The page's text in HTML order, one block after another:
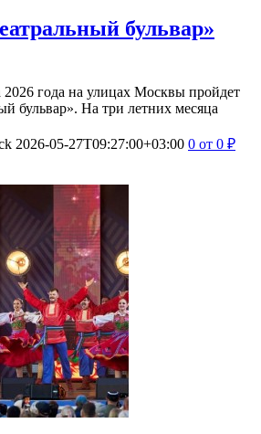
бульвар»
2026 года на улицах Москвы пройдет
бульвар». На три летних месяца
2026-05-27T09:27:00+03:00 0 от 0 ₽